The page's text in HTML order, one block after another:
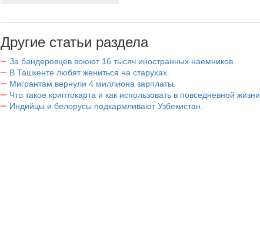
Другие статьи раздела
За бандеровцев воюют 16 тысяч иностранных наемников.
В Ташкенте любят жениться на старухах.
Мигрантам вернули 4 миллиона зарплаты.
Что такое криптокарта и как использовать в повседневной жизни
Индийцы и белорусы подкармливают Узбекистан.